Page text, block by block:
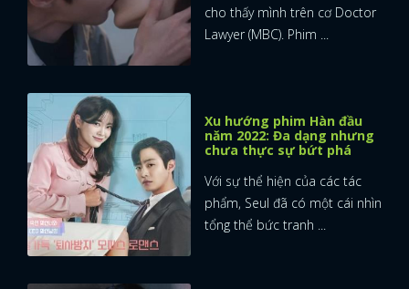
cho thấy mình trên cơ Doctor
Lawyer (MBC). Phim ...
Xu hướng phim Hàn đầu
năm 2022: Đa dạng nhưng
chưa thực sự bứt phá
Với sự thể hiện của các tác
phẩm, Seul đã có một cái nhìn
tổng thể bức tranh ...